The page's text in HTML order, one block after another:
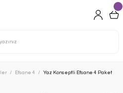
Efsane 4 Yaz Konseptli Efsane 4 Paket